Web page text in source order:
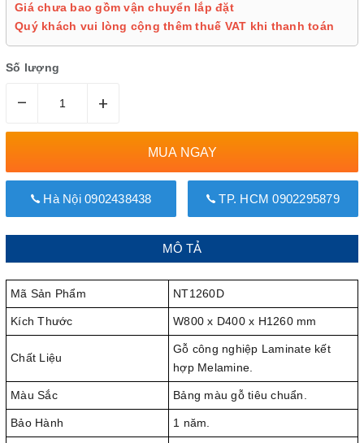
Giá chưa bao gồm vận chuyển lắp đặt
Quý khách vui lòng cộng thêm thuế VAT khi thanh toán
Số lượng
– +
MUA NGAY
Hà Nội 0902438438 TP. HCM 0902295879
MÔ TẢ
Mã Sản Phẩm NT1260D
Kích Thước W800 x D400 x H1260 mm
Chất Liệu
Gỗ công nghiệp Laminate kết
hợp Melamine.
Màu Sắc Bảng màu gỗ tiêu chuẩn.
Bảo Hành 1 năm.